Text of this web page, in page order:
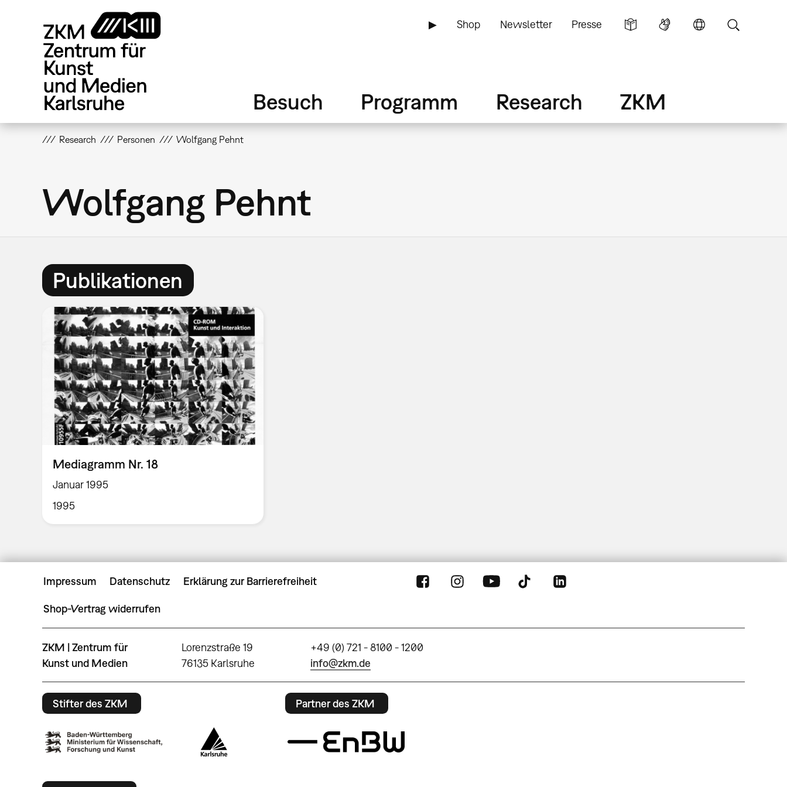
▶ Shop Newsletter Presse
Besuch Programm Research ZKM
Research Personen Wolfgang Pehnt
Wolfgang Pehnt
Publikationen
Mediagramm Nr. 18
Januar 1995
1995
Impressum Datenschutz Erklärung zur Barrierefreiheit
Shop-Vertrag widerrufen
ZKM | Zentrum für
Kunst und Medien
Lorenzstraße 19
76135 Karlsruhe
+49 (0) 721 - 8100 - 1200
info@zkm.de
Stifter des ZKM Partner des ZKM